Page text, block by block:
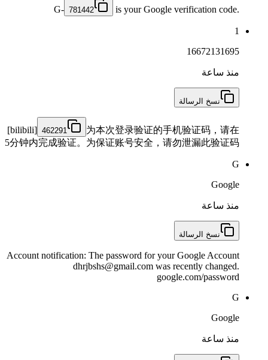
G- 781442 is your Google verification code.
1
16672131695
منذ ساعة
نسخ الرسالة
[bilibili] 462291
为本次登录验证的手机验证码，请在
5分钟内完成验证。为保证账号安全，请勿泄漏此验证码
G
Google
منذ ساعة
نسخ الرسالة
Account notification: The password for your Google Account
dhrjbshs@gmail.com was recently changed.
google.com/password
G
Google
منذ ساعة